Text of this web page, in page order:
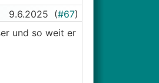
9.6.2025 (#67)
und so weit er